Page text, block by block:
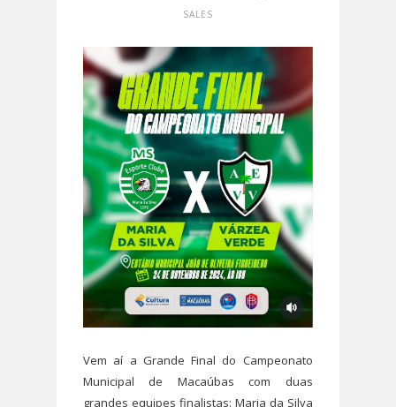
SALES
Vem aí a Grande Final do Campeonato
Municipal de Macaúbas com duas
grandes equipes finalistas: Maria da Silva